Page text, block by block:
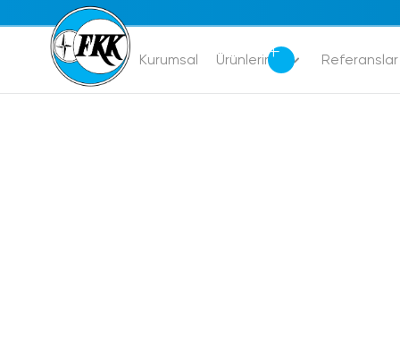
Kurumsal Ürünlerimiz Referanslar